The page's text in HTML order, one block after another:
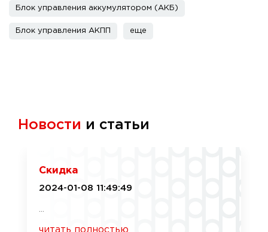
Блок управления аккумулятором (АКБ)
Блок управления АКПП еще
Новости и статьи
Скидка
2024-01-08 11:49:49
читать полностью